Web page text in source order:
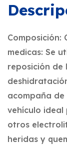
medicas: Se
reposición de
acompaña de
vehículo ideal
otros
heridas y